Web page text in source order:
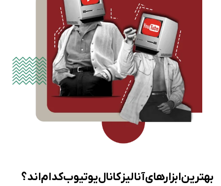
بهترین ابزارهای آنالیز کانال یوتیوب کدام اند؟